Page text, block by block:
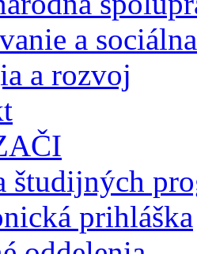
a
a rozvoj
študijných
prihláška